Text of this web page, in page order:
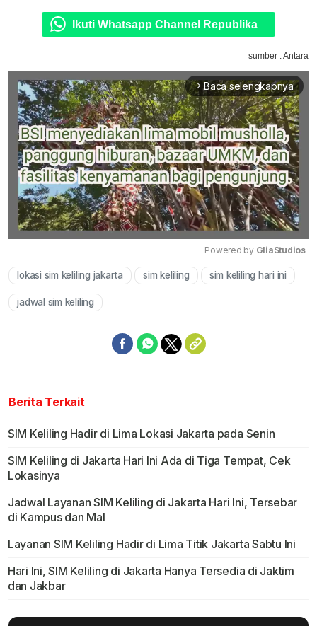
Ikuti Whatsapp Channel Republika
sumber : Antara
arrow_forward_ios Baca selengkapnya
Mute
Powered by GliaStudios
lokasi sim keliling jakarta sim keliling sim keliling hari ini
jadwal sim keliling
Berita Terkait
SIM Keliling Hadir di Lima Lokasi Jakarta pada Senin
SIM Keliling di Jakarta Hari Ini Ada di Tiga Tempat, Cek
Lokasinya
Jadwal Layanan SIM Keliling di Jakarta Hari Ini, Tersebar
di Kampus dan Mal
Layanan SIM Keliling Hadir di Lima Titik Jakarta Sabtu Ini
Hari Ini, SIM Keliling di Jakarta Hanya Tersedia di Jaktim
dan Jakbar